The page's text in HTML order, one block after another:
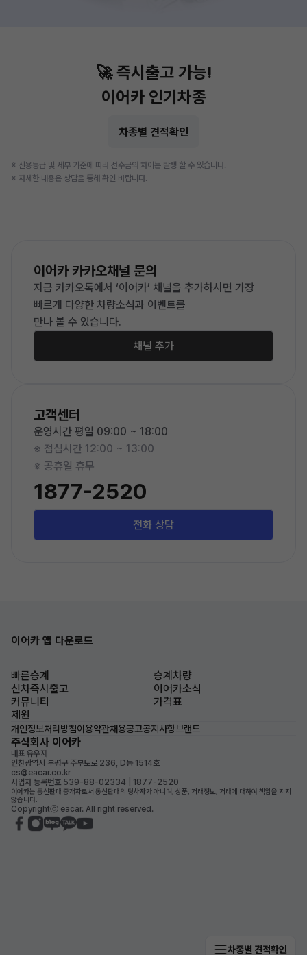
🚀 즉시출고 가능!
이어카 인기차종
차종별 견적확인
※ 신용등급 및 세부 기준에 따라 선수금의 차이는 발생 할 수 있습니다.
※ 자세한 내용은 상담을 통해 확인 바랍니다.
이어카 카카오채널 문의
지금 카카오톡에서 ‘이어카’ 채널을 추가하시면 가장
빠르게 다양한 차량소식과 이벤트를
만나 볼 수 있습니다.
채널 추가
고객센터
운영시간 평일 09:00 ~ 18:00
※ 점심시간 12:00 ~ 13:00
※ 공휴일 휴무
1877-2520
전화 상담
차종별 견적확인
이어카 앱 다운로드
빠른승계
승계차량
신차즉시출고
이어카소식
커뮤니티
가격표
제원
개인정보처리방침이용약관채용공고공지사항브랜드
주식회사 이어카
대표 유우재
인천광역시 부평구 주부토로 236, D동 1514호
cs@eacar.co.kr
사업자 등록번호 539-88-02334 | 1877-2520
이어카는 통신판매 중개자로서 통신판매의 당사자가 아니며, 상품, 거래정보, 거래에 대하여 책임을 지지
않습니다.
Copyrightⓒ eacar. All right reserved.